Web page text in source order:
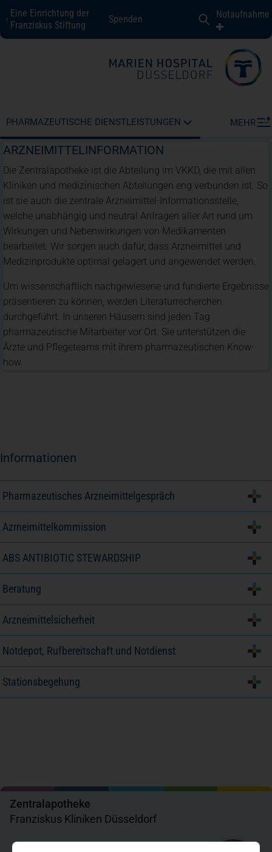
Eine Einrichtung der
Franziskus Stiftung
Spenden Notaufnahme
Marien Hospital Düsseldorf
Patienten + Besucher
Karriere
Kontakt
Spenden+ Helfen
Patientenportal
PHARMAZEUTISCHE DIENSTLEISTUNGEN MEHR
ARZNEIMITTELINFORMATION
Die Zentralapotheke ist die Abteilung im VKKD, die mit allen
Kliniken und medizinischen Abteilungen eng verbunden ist. So
ist sie auch die zentrale Arzneimittel-Informationsstelle,
welche unabhängig und neutral Anfragen aller Art rund um
Wirkungen und Nebenwirkungen von Medikamenten
bearbeitet. Wir sorgen auch dafür, dass Arzneimittel und
Medizinprodukte optimal gelagert und angewendet werden.
Um wissenschaftlich nachgewiesene und fundierte Ergebnisse
präsentieren zu können, werden Literaturrecherchen
durchgeführt. In unseren Häusern sind jeden Tag
pharmazeutische Mitarbeiter vor Ort. Sie unterstützen die
Ärzte und Pflegeteams mit ihrem pharmazeutischen Know-
how.
Informationen
Pharmazeutisches Arzneimittelgespräch
Azrneimittelkommission
ABS ANTIBIOTIC STEWARDSHIP
Beratung
Arzneimittelsicherheit
Notdepot, Rufbereitschaft und Notdienst
Stationsbegehung
Zentralapotheke
Franziskus Kliniken Düsseldorf